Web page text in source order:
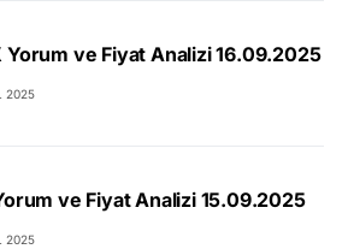
Yorum ve Fiyat Analizi 16.09.2025
2025
ve Fiyat Analizi 15.09.2025
2025